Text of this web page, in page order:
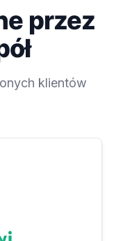
przez
klientów